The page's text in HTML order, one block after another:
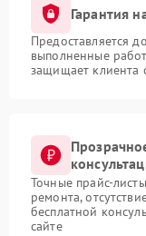
Гарантия
Предоставляется
выполненные
защищает клиента
Точные прайс-
ремонта,
бесплатной
сайте